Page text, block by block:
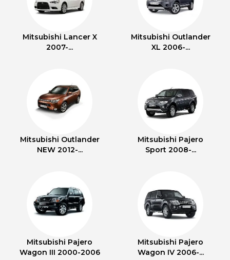
Mitsubishi Lancer X
2007-...
Mitsubishi Outlander
XL 2006-...
Mitsubishi Outlander
NEW 2012-...
Mitsubishi Pajero
Sport 2008-...
Mitsubishi Pajero
Wagon III 2000-2006
Mitsubishi Pajero
Wagon IV 2006-...